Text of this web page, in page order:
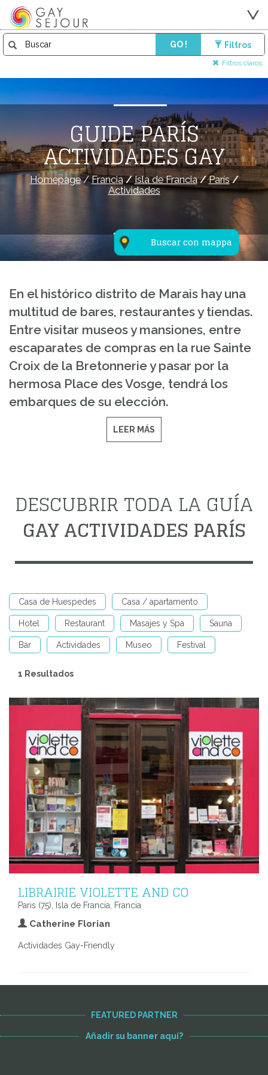
GO ! Filtros
Filtros claros
Buscar con mappa
GUIDE PARÍS
ACTIVIDADES GAY
Homepage/Francia/Isla de Francia/París/
Actividades
En el histórico distrito de Marais hay una
multitud de bares, restaurantes y tiendas.
Entre visitar museos y mansiones, entre
escaparates de compras en la rue Sainte
Croix de la Bretonnerie y pasar por la
hermosa Place des Vosge, tendrá los
embarques de su elección.
LEER MÁS
DESCUBRIR TODA LA GUÍA
GAY ACTIVIDADES PARÍS
Casa de Huespedes Casa / apartamento
Hotel Restaurant Masajes y Spa Sauna
Bar Actividades Museo Festival
1 Resultados
LIBRAIRIE VIOLETTE AND CO
Paris (75), Isla de Francia, Francia
Catherine Florian
Actividades Gay-Friendly
FEATURED PARTNER
Añadir su banner aquí?